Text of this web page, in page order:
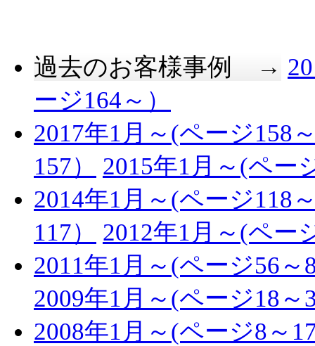
過去のお客様事例 →
ージ164～）
2017年1月～(ページ158
157）
2015年1月～(ペー
2014年1月～(ページ118
117）
2012年1月～(ペー
2011年1月～(ページ56～
2009年1月～(ページ18～
2008年1月～(ページ8～